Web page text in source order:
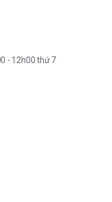
- 12h00 thứ 7